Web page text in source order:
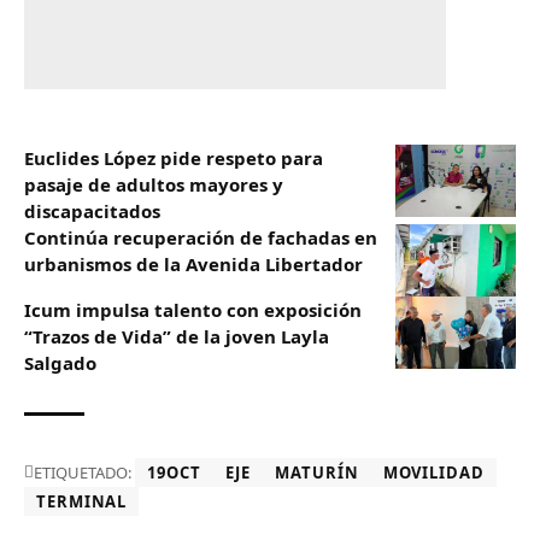
Euclides López pide respeto para
pasaje de adultos mayores y
discapacitados
Continúa recuperación de fachadas en
urbanismos de la Avenida Libertador
Icum impulsa talento con exposición
“Trazos de Vida” de la joven Layla
Salgado‎
ETIQUETADO: 19OCT EJE MATURÍN
MOVILIDAD
TERMINAL